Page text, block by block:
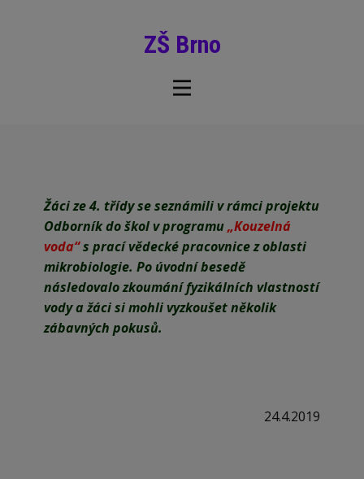
ZŠ Brno
Žáci ze 4. třídy se seznámili v rámci projektu
Odborník do škol v programu„Kouzelná
voda“s prací vědecké pracovnice z oblasti
mikrobiologie. Po úvodní besedě
následovalo zkoumání fyzikálních vlastností
vody a žáci si mohli vyzkoušet několik
zábavných pokusů.
24.4.2019